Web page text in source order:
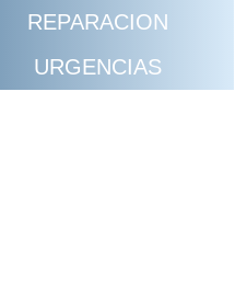
REPARACION
URGENCIAS